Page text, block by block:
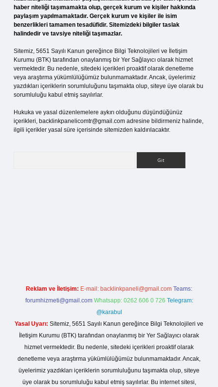
haber niteliği taşımamakta olup, gerçek kurum ve kişiler hakkında
paylaşım yapılmamaktadır. Gerçek kurum ve kişiler ile isim
benzerlikleri tamamen tesadüfidir. Sitemizdeki bilgiler taslak
halindedir ve tavsiye niteliği taşımazlar.
Sitemiz, 5651 Sayılı Kanun gereğince Bilgi Teknolojileri ve İletişim
Kurumu (BTK) tarafından onaylanmış bir Yer Sağlayıcı olarak hizmet
vermektedir. Bu nedenle, sitedeki içerikleri proaktif olarak denetleme
veya araştırma yükümlülüğümüz bulunmamaktadır. Ancak, üyelerimiz
yazdıkları içeriklerin sorumluluğunu taşımakta olup, siteye üye olarak bu
sorumluluğu kabul etmiş sayılırlar.
Hukuka ve yasal düzenlemelere aykırı olduğunu düşündüğünüz
içerikleri, backlinkpanelicomtr@gmail.com adresine bildirmeniz halinde,
ilgili içerikler yasal süre içerisinde sitemizden kaldırılacaktır.
Reklam ve İletişim: E-mail: backlinkpaneli@gmail.com Teams:
forumhizmeti@gmail.com Whatsapp: 0262 606 0 726 Telegram:
@karabul
Yasal Uyarı: Sitemiz, 5651 Sayılı Kanun gereğince Bilgi Teknolojileri ve
İletişim Kurumu (BTK) tarafından onaylanmış bir Yer Sağlayıcı olarak
hizmet vermektedir. Bu nedenle, sitedeki içerikleri proaktif olarak
denetleme veya araştırma yükümlülüğümüz bulunmamaktadır. Ancak,
üyelerimiz yazdıkları içeriklerin sorumluluğunu taşımakta olup, siteye
üye olarak bu sorumluluğu kabul etmiş sayılırlar. Bu internet sitesi,